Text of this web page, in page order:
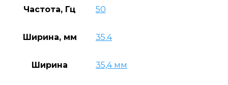
Частота, Гц 50
Ширина, мм 35.4
Ширина 35,4 мм